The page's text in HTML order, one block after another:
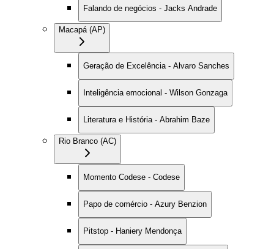
Falando de negócios - Jacks Andrade
Macapá (AP)
Geração de Excelência - Alvaro Sanches
Inteligência emocional - Wilson Gonzaga
Literatura e História - Abrahim Baze
Rio Branco (AC)
Momento Codese - Codese
Papo de comércio - Azury Benzion
Pitstop - Haniery Mendonça